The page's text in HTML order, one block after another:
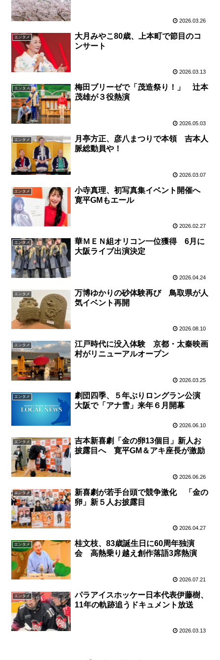
2026.03.26
エンタメ
大月みやこ80歳、上本町で節目のコ
ンサート
2026.03.13
エンタメ
梅田ブリーゼで「茂造祭り！」 辻本
茂雄が３役熱演
2026.05.03
エンタメ
月亭方正、彦八まつりで本領 吉本人
脈総動員や！
2026.03.07
エンタメ
小寺真理、初写真集イベント開催へ
寛平GMもエール
2026.02.27
エンタメ
華ＭＥＮ組オリコン一位獲得 6月に
大阪ライブ出演決定
2026.04.24
エンタメ
万博ゆかりの砂体験再び 鳥取県が人
気イベント再開
2026.08.10
エンタメ
江戸時代に没入体験 京都・太秦映画
村がリニューアルオープン
2026.03.25
エンタメ
劇団四季、５年ぶりロングラン公演
大阪で「アナ雪」来年６月開幕
2026.06.10
エンタメ
吉本新喜劇「金の卵13個目」新人お
披露目へ 寛平GM＆アキ座長が激励
2026.06.26
エンタメ
新喜劇が若手台頭で競争激化 「金の
卵」新５人お披露目
2026.04.27
エンタメ
桂文枝、83歳誕生日に60周年独演
会 高熱乗り越え創作落語3席熱演
2026.07.21
エンタメ
パラアイスホッケー日本代表伊藤樹、
11年の軌跡追うドキュメント放送
2026.03.13